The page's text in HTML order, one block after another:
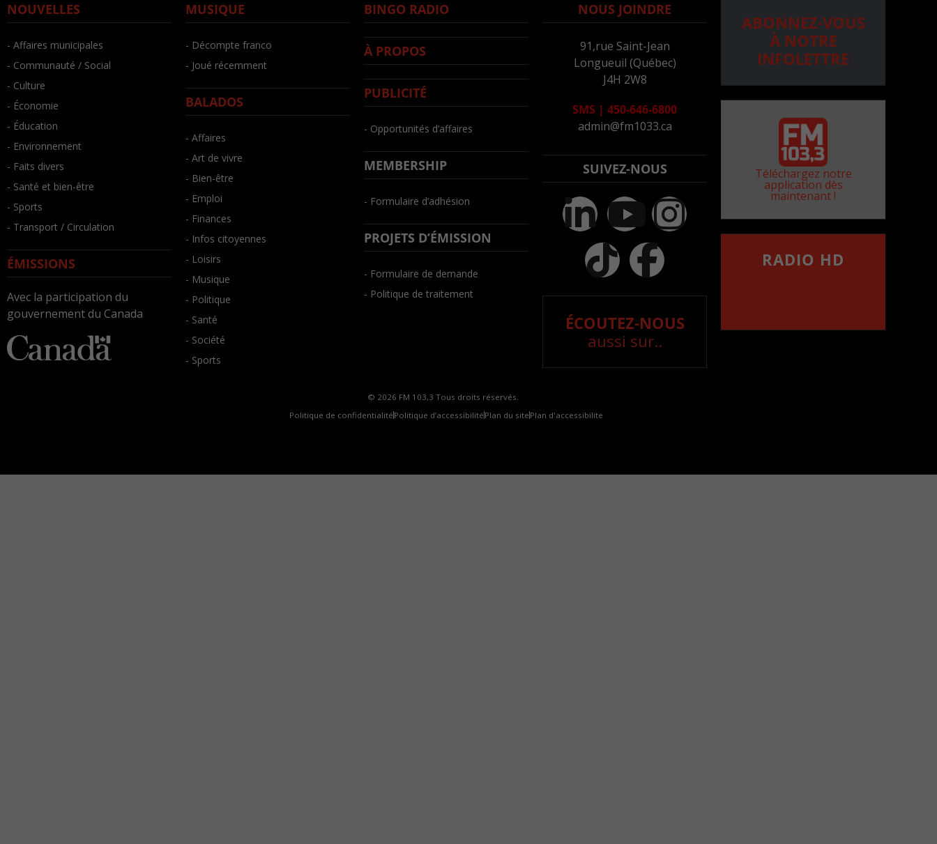
NOUVELLES
- Affaires municipales
- Communauté / Social
- Culture
- Économie
- Éducation
- Environnement
- Faits divers
- Santé et bien-être
- Sports
- Transport / Circulation
ÉMISSIONS
Avec la participation du
gouvernement du Canada
MUSIQUE
- Décompte franco
- Joué récemment
BALADOS
- Affaires
- Art de vivre
- Bien-être
- Emploi
- Finances
- Infos citoyennes
- Loisirs
- Musique
- Politique
- Santé
- Société
- Sports
BINGO RADIO
À PROPOS
PUBLICITÉ
- Opportunités d’affaires
MEMBERSHIP
- Formulaire d’adhésion
PROJETS D’ÉMISSION
- Formulaire de demande
- Politique de traitement
NOUS JOINDRE
91,rue Saint-Jean
Longueuil (Québec)
J4H 2W8
SMS | 450-646-6800
admin@fm1033.ca
SUIVEZ-NOUS
ÉCOUTEZ-NOUS
aussi sur..
ABONNEZ-VOUS
À NOTRE
INFOLETTRE
Téléchargez notre
application dès
maintenant !
RADIO HD
© 2026 FM 103,3 Tous droits réservés.
Politique de confidentialité Politique d’accessibilité Plan du site Plan d'accessibilite